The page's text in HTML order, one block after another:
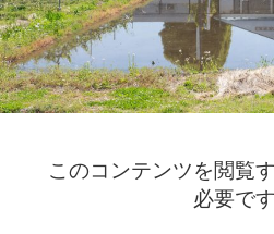
このコンテンツを閲覧
必要です